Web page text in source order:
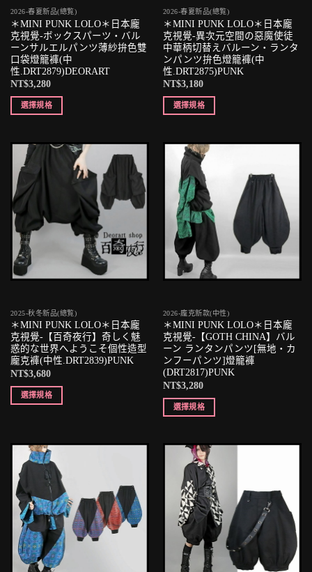
2026-春夏新品(總覧)
＊MINI PUNK LOLO＊日本龐
克視覺-ボックスパーツ・バル
ーンサルエルパンツ薄紗拚色雙
口袋燈籠褲(中
性.DRT2879)DEORART
NT$3,280
選擇規格
2026-春夏新品(總覧)
＊MINI PUNK LOLO＊日本龐
克視覺-異次元空間の惡魔使徒
中華柄切替えバルーン・ランタ
ンパンツ拚色燈籠褲(中
性.DRT2875)PUNK
NT$3,180
選擇規格
2025-秋冬新品(總覧)
＊MINI PUNK LOLO＊日本龐
克視覺-【百奇夜行】奇しく魅
惑的な世界へようこそ個性造型
龐克褲(中性.DRT2839)PUNK
NT$3,680
選擇規格
2026-龐克新款(中性)
＊MINI PUNK LOLO＊日本龐
克視覺-【GOTH CHINA】バル
ーン ランタンパンツ[無地・カ
ンフーパンツ]燈籠褲
(DRT2817)PUNK
NT$3,280
選擇規格